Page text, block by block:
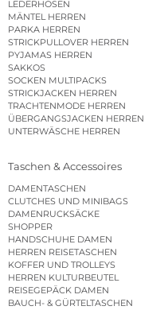
LEDERHOSEN
MÄNTEL HERREN
PARKA HERREN
STRICKPULLOVER HERREN
PYJAMAS HERREN
SAKKOS
SOCKEN MULTIPACKS
STRICKJACKEN HERREN
TRACHTENMODE HERREN
ÜBERGANGSJACKEN HERREN
UNTERWÄSCHE HERREN
Taschen & Accessoires
DAMENTASCHEN
CLUTCHES UND MINIBAGS
DAMENRUCKSÄCKE
SHOPPER
HANDSCHUHE DAMEN
HERREN REISETASCHEN
KOFFER UND TROLLEYS
HERREN KULTURBEUTEL
REISEGEPÄCK DAMEN
BAUCH- & GÜRTELTASCHEN